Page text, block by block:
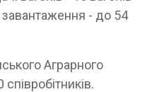
- до 54
Аграрного